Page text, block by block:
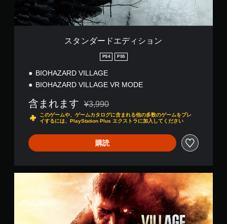
ン
スタンダードエディション
PS4 PS5
BIOHAZARD VILLAGE
BIOHAZARD VILLAGE VR MODE
含まれます 通常価格¥3,990より値引き
¥3,990
このゲームや、ゲームカタログに含まれる他の多数のゲームをプレ
イするには、PlayStation Plus エクストラに加入してください
購読
ド